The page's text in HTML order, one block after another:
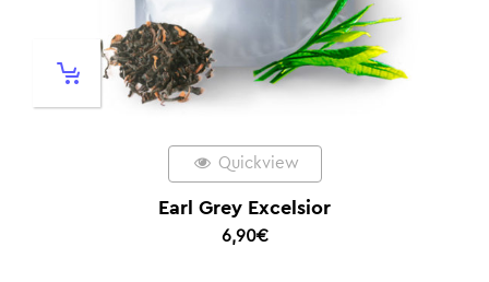
Quickview
Earl Grey Excelsior
6,90€